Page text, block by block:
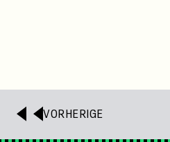
VORHERIGE